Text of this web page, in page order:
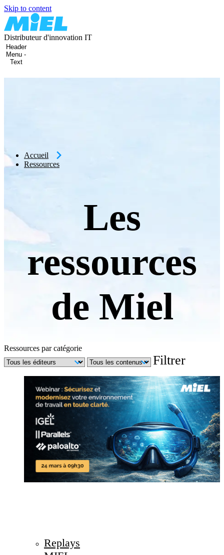
Skip to content
Distributeur d'innovation IT
Header
Menu -
Text
Accueil
Ressources
Les
ressources
de Miel
Ressources par catégorie
Filtrer
Replays